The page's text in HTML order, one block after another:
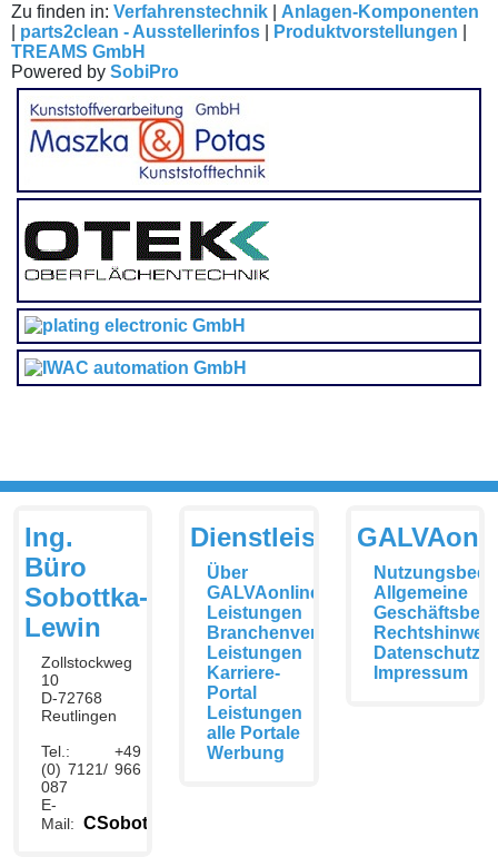
Zu finden in: Verfahrenstechnik
Anlagen-Komponenten
parts2clean - Ausstellerinfos Produktvorstellungen
TREAMS GmbH
Powered by SobiPro
Ing.
Büro
Sobottka-
Lewin
Zollstockweg
10
D-72768
Reutlingen
Tel.: +49
(0) 7121/ 966
087
E-
Mail: CSobottka@galvaonline.de
Dienstleistungen
Über
GALVAonline
Leistungen
Branchenverzeichnis
Leistungen
Karriere-
Portal
Leistungen
alle Portale
Werbung
Allgemeine
Impressum